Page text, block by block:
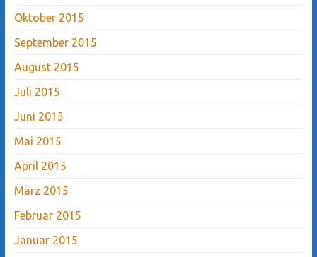
Oktober 2015
September 2015
August 2015
Juli 2015
Juni 2015
Mai 2015
April 2015
März 2015
Februar 2015
Januar 2015